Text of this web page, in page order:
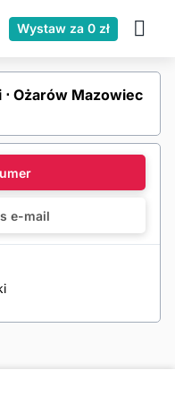
Wystaw za 0 zł
Ożarów Mazowiec
e-mail